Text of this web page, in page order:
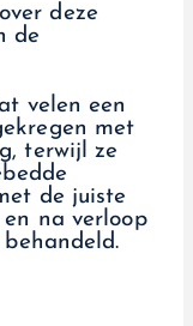
deze
de
velen een
met
terwijl ze
de juiste
na verloop